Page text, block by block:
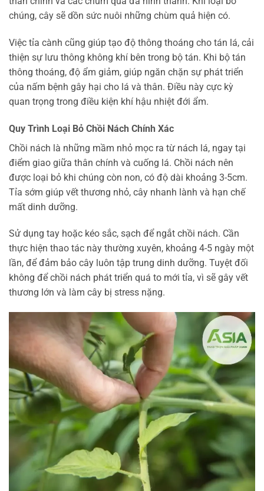
chúng, cây sẽ dồn sức nuôi những chùm quả hiện có.
Việc tỉa cành cũng giúp tạo độ thông thoáng cho tán lá, cải
thiện sự lưu thông không khí bên trong bộ tán. Khi bộ tán
thông thoáng, độ ẩm giảm, giúp ngăn chặn sự phát triển
của nấm bệnh gây hại cho lá và thân. Điều này cực kỳ
quan trọng trong điều kiện khí hậu nhiệt đới ẩm.
Quy Trình Loại Bỏ Chồi Nách Chính Xác
Chồi nách là những mầm nhỏ mọc ra từ nách lá, ngay tại
điểm giao giữa thân chính và cuống lá. Chồi nách nên
được loại bỏ khi chúng còn non, có độ dài khoảng 3-5cm.
Tỉa sớm giúp vết thương nhỏ, cây nhanh lành và hạn chế
mất dinh dưỡng.
Sử dụng tay hoặc kéo sắc, sạch để ngắt chồi nách. Cần
thực hiện thao tác này thường xuyên, khoảng 4-5 ngày một
lần, để đảm bảo cây luôn tập trung dinh dưỡng. Tuyệt đối
không để chồi nách phát triển quá to mới tỉa, vì sẽ gây vết
thương lớn và làm cây bị stress nặng.